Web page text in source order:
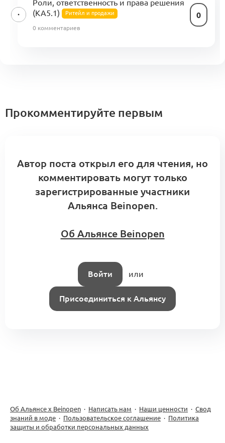
Роли, ответственность и права решения
(KA5.1)
Ритейл и продажи 0
0 комментариев
Прокомментируйте первым
Автор поста открыл его для чтения, но
комментировать могут только
зарегистрированные участники
Альянса Beinopen.
Об Альянсе Beinopen
Войти или
Присоединиться к Альянсу
Об Альянсе х Beinopen · Написать нам · Наши ценности · Свод
знаний в моде · Пользовательское соглашение · Политика
защиты и обработки персональных данных